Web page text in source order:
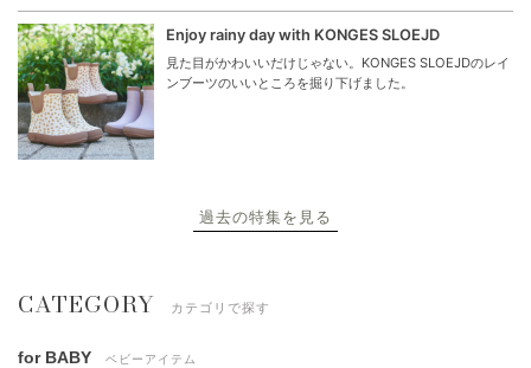
Enjoy rainy day with KONGES SLOEJD
見た目がかわいいだけじゃない。KONGES SLOEJDのレイ
ンブーツのいいところを掘り下げました。
過去の特集を見る
CATEGORY カテゴリで探す
for BABY ベビーアイテム